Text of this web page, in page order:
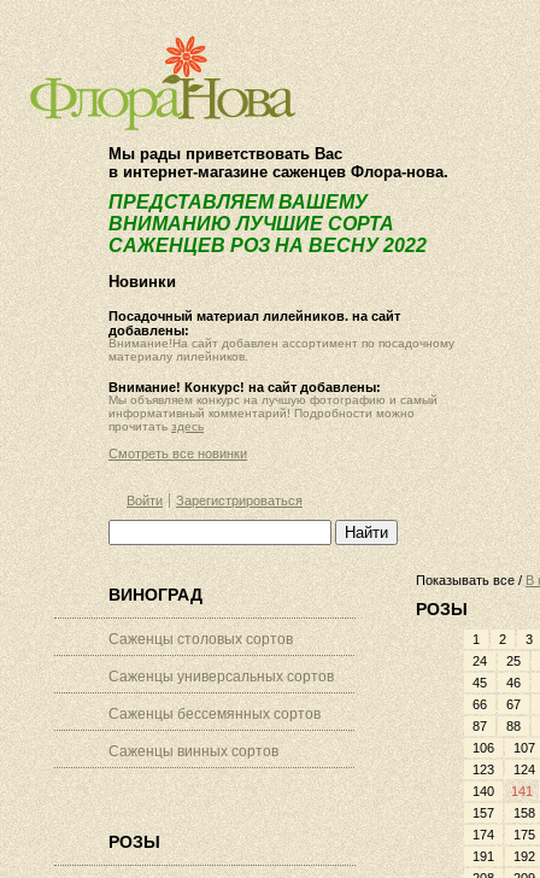
О компании Как купить
Мы рады приветствовать Вас
в интернет-магазине саженцев Флора-нова.
ПРЕДСТАВЛЯЕМ ВАШЕМУ
ВНИМАНИЮ ЛУЧШИЕ СОРТА
САЖЕНЦЕВ РОЗ НА ВЕСНУ 2022
Новинки
Посадочный материал лилейников. на сайт
добавлены:
Внимание!На сайт добавлен ассортимент по посадочному
материалу лилейников.
Внимание! Конкурс! на сайт добавлены:
Мы объявляем конкурс на лучшую фотографию и самый
информативный комментарий! Подробности можно
прочитать здесь
Смотреть все новинки
Войти Зарегистрироваться
ВИНОГРАД
Саженцы столовых сортов
Саженцы универсальных сортов
Саженцы бессемянных сортов
Саженцы винных сортов
РОЗЫ
Показывать все / В
РОЗЫ
1 2
3
24
25
45
46
66
67
87
88
106
107
123
124
140
141
157
158
174
175
191
192